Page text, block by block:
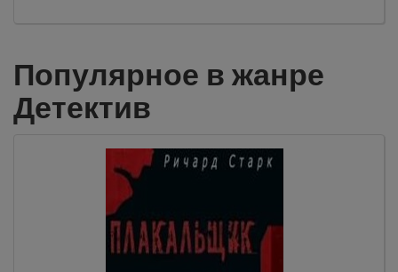
Популярное в жанре
Детектив